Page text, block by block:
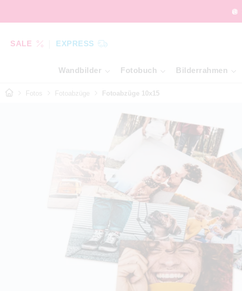
🪩
SALE EXPRESS
Wandbilder Fotobuch Bilderrahmen
Fotos Fotoabzüge Fotoabzüge 10x15